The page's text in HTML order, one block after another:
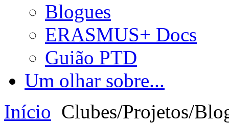
Blogues
ERASMUS+ Docs
Guião PTD
Um olhar sobre...
Início Clubes/Projetos/